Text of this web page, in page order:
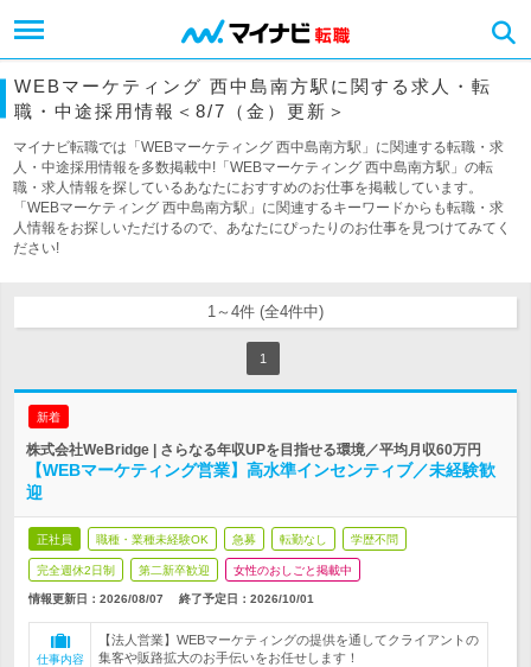
WEBマーケティング 西中島南方駅に関する求人・転
職・中途採用情報＜8/7（金）更新＞
マイナビ転職では「WEBマーケティング 西中島南方駅」に関連する転職・求
人・中途採用情報を多数掲載中!「WEBマーケティング 西中島南方駅」の転
職・求人情報を探しているあなたにおすすめのお仕事を掲載しています。
「WEBマーケティング 西中島南方駅」に関連するキーワードからも転職・求
人情報をお探しいただけるので、あなたにぴったりのお仕事を見つけてみてく
ださい!
1～4件 (全4件中)
1
新着
株式会社WeBridge | さらなる年収UPを目指せる環境／平均月収60万円
【WEBマーケティング営業】高水準インセンティブ／未経験歓
迎
正社員 職種・業種未経験OK 急募 転勤なし 学歴不問
完全週休2日制 第二新卒歓迎 女性のおしごと掲載中
情報更新日：2026/08/07 終了予定日： 2026/10/01
仕事内容
【法人営業】WEBマーケティングの提供を通してクライアントの
集客や販路拡大のお手伝いをお任せします！